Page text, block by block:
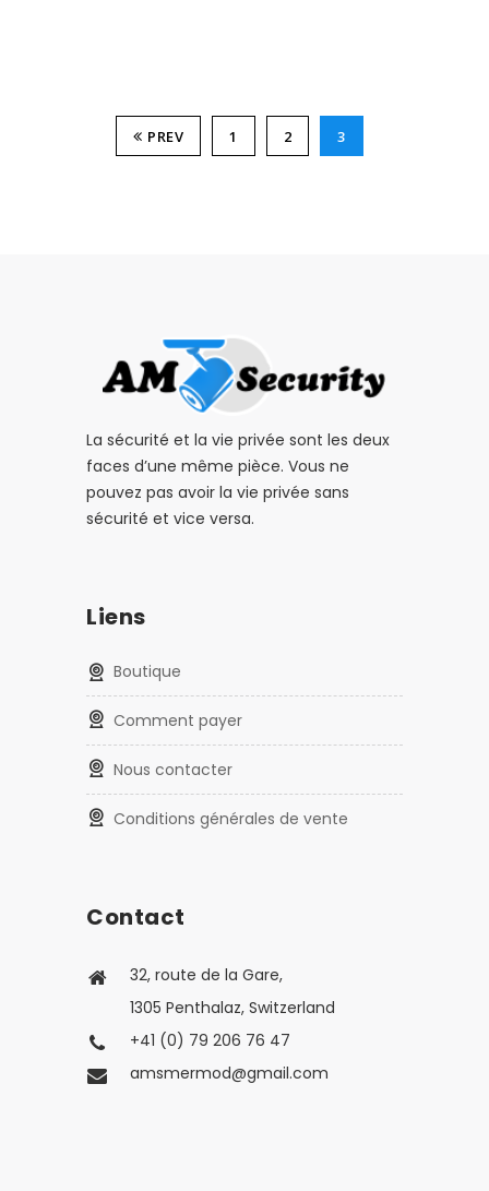
PREV 1 2 3
La sécurité et la vie privée sont les deux
faces d’une même pièce. Vous ne
pouvez pas avoir la vie privée sans
sécurité et vice versa.
Liens
Boutique
Comment payer
Nous contacter
Conditions générales de vente
Contact
32, route de la Gare,
1305 Penthalaz, Switzerland
+41 (0) 79 206 76 47
amsmermod@gmail.com